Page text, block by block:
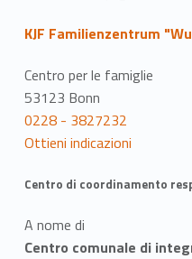
KJF Familienzentrum
Centro per le famiglie
53123 Bonn
0228 - 3827232
Ottieni indicazioni
Centro di coordinamento
A nome di
Centro comunale di